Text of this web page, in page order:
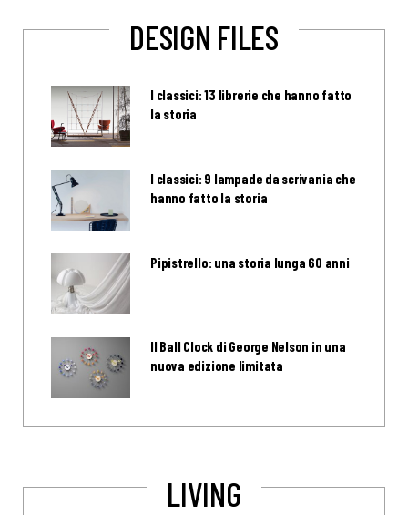
DESIGN FILES
I classici: 13 librerie che hanno fatto
la storia
I classici: 9 lampade da scrivania che
hanno fatto la storia
Pipistrello: una storia lunga 60 anni
Il Ball Clock di George Nelson in una
nuova edizione limitata
LIVING